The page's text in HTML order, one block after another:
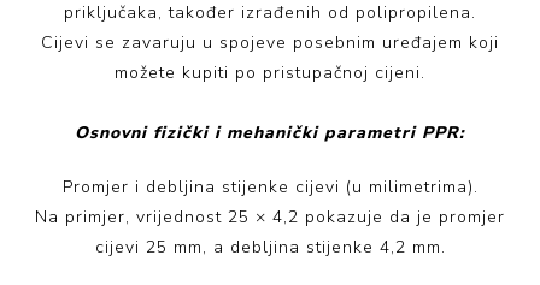
priključaka, također izrađenih od polipropilena.
Cijevi se zavaruju u spojeve posebnim uređajem koji
možete kupiti po pristupačnoj cijeni.
Osnovni fizički i mehanički parametri PPR:
Promjer i debljina stijenke cijevi (u milimetrima).
Na primjer, vrijednost 25 × 4,2 pokazuje da je promjer
cijevi 25 mm, a debljina stijenke 4,2 mm.